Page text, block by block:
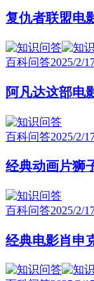
复仇者联盟电
百科问答2025/2/
阿凡达这部电
百科问答2025/2/
经典动画片狮
百科问答2025/2/
经典电影肖申